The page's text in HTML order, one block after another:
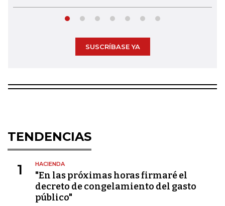
SUSCRÍBASE YA
TENDENCIAS
1 HACIENDA
"En las próximas horas firmaré el
decreto de congelamiento del gasto
público"